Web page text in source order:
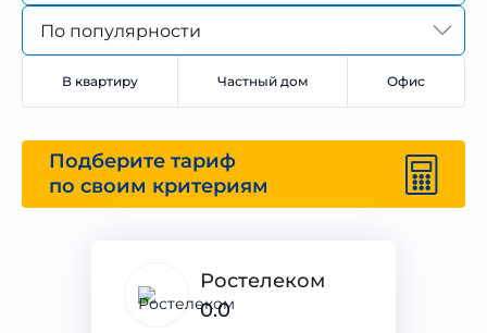
По популярности
В квартиру Частный дом Офис
Подберите тариф
по своим критериям
Ростелеком
0.0